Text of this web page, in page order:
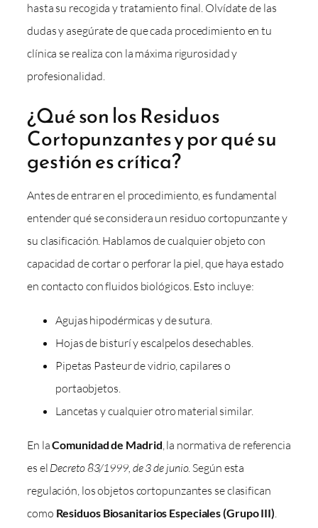
hasta su recogida y tratamiento final. Olvídate de las
dudas y asegúrate de que cada procedimiento en tu
clínica se realiza con la máxima rigurosidad y
profesionalidad.
¿Qué son los Residuos
Cortopunzantes y por qué su
gestión es crítica?
Antes de entrar en el procedimiento, es fundamental
entender qué se considera un residuo cortopunzante y
su clasificación. Hablamos de cualquier objeto con
capacidad de cortar o perforar la piel, que haya estado
en contacto con fluidos biológicos. Esto incluye:
Agujas hipodérmicas y de sutura.
Hojas de bisturí y escalpelos desechables.
Pipetas Pasteur de vidrio, capilares o
portaobjetos.
Lancetas y cualquier otro material similar.
En laComunidad de Madrid, la normativa de referencia
es el Decreto 83/1999, de 3 de junio. Según esta
regulación, los objetos cortopunzantes se clasifican
como Residuos Biosanitarios Especiales (Grupo III).